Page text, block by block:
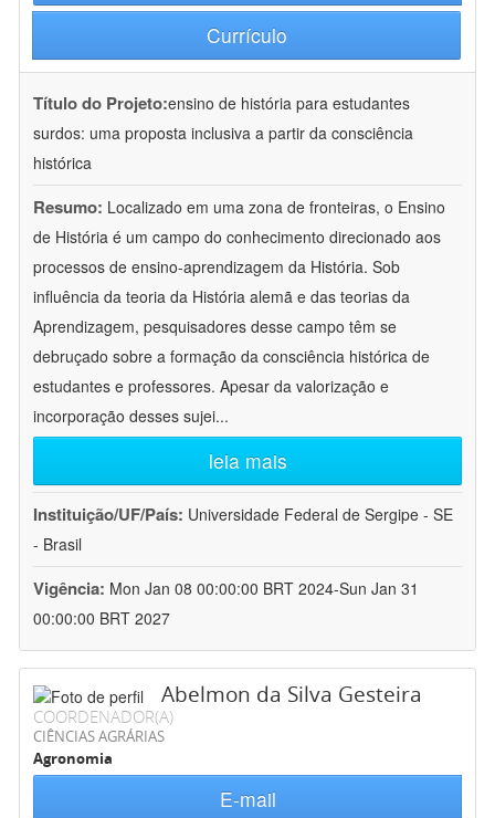
Currículo
Título do Projeto:ensino de história para estudantes
surdos: uma proposta inclusiva a partir da consciência
histórica
Resumo: Localizado em uma zona de fronteiras, o Ensino
de História é um campo do conhecimento direcionado aos
processos de ensino-aprendizagem da História. Sob
influência da teoria da História alemã e das teorias da
Aprendizagem, pesquisadores desse campo têm se
debruçado sobre a formação da consciência histórica de
estudantes e professores. Apesar da valorização e
incorporação desses sujei...
leia mais
Instituição/UF/País: Universidade Federal de Sergipe - SE
- Brasil
Vigência: Mon Jan 08 00:00:00 BRT 2024-Sun Jan 31
00:00:00 BRT 2027
Abelmon da Silva Gesteira
COORDENADOR(A)
CIÊNCIAS AGRÁRIAS
Agronomia
E-mail